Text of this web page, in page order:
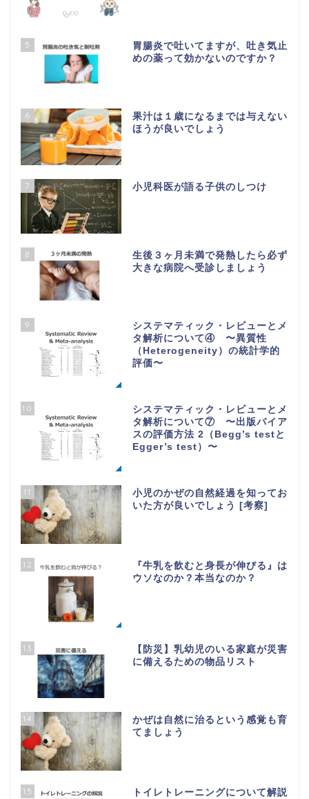
5
胃腸炎で吐いてますが、吐き気止
めの薬って効かないのですか？
6
果汁は１歳になるまでは与えない
ほうが良いでしょう
7 小児科医が語る子供のしつけ
8
生後３ヶ月未満で発熱したら必ず
大きな病院へ受診しましょう
9
システマティック・レビューとメ
タ解析について④ 〜異質性
（Heterogeneity）の統計学的
評価〜
10
システマティック・レビューとメ
タ解析について⑦ 〜出版バイア
スの評価方法 2（Begg’s testと
Egger’s test）〜
11
小児のかぜの自然経過を知ってお
いた方が良いでしょう [考察]
12
『牛乳を飲むと身長が伸びる』は
ウソなのか？本当なのか？
13
【防災】乳幼児のいる家庭が災害
に備えるための物品リスト
14
かぜは自然に治るという感覚も育
てましょう
15
トイレトレーニングについて解説